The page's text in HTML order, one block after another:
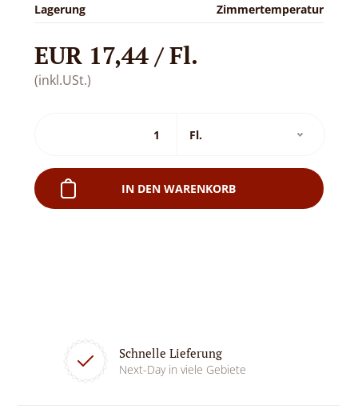
Lagerung Zimmertemperatur
EUR 17,44 / Fl.
(inkl.USt.)
IN DEN WARENKORB
Schnelle Lieferung
Next-Day in viele Gebiete